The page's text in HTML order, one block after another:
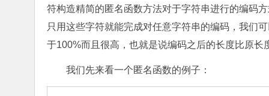
符构造精简的匿名函数方法对于字符串进行的编码
只用这些字符就能完成对任意字符串的编码，我们
于100%而且很高，也就是说编码之后的长度比原长
我们先来看一个匿名函数的例子：